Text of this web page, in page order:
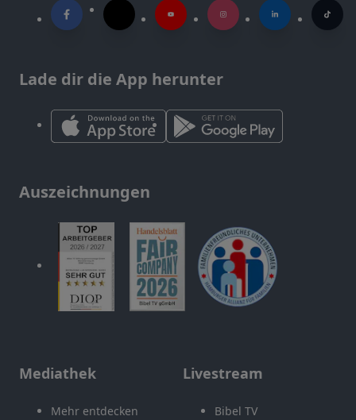
Lade dir die App herunter
Auszeichnungen
Mediathek
Mehr entdecken
Livestream
Bibel TV